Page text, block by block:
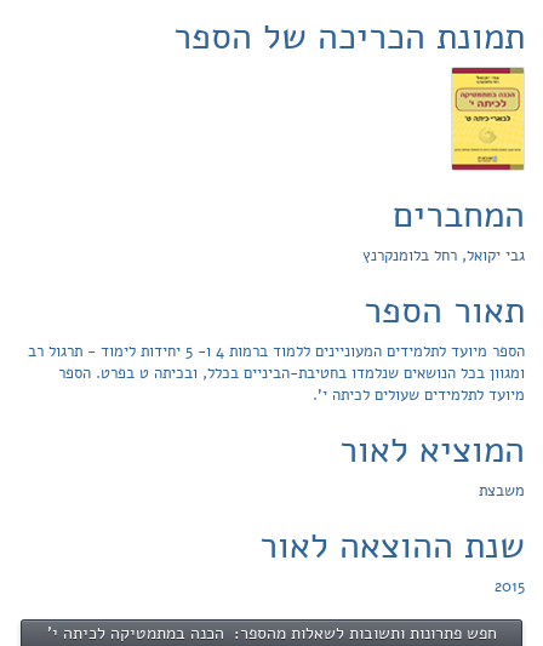
תמונת הכריכה של הספר
המחברים
גבי יקואל, רחל בלומנקרנץ
תאור הספר
הספר מיועד לתלמידים המעוניינים ללמוד ברמות 4 ו- 5 יחידות לימוד - תרגול רב
ומגוון בכל הנושאים שנלמדו בחטיבת-הביניים בכלל, ובכיתה ט בפרט. הספר
מיועד לתלמידים שעולים לכיתה י'.
המוציא לאור
משבצת
שנת ההוצאה לאור
2015
חפש פתרונות ותשובות לשאלות מהספר: הכנה במתמטיקה לכיתה י'